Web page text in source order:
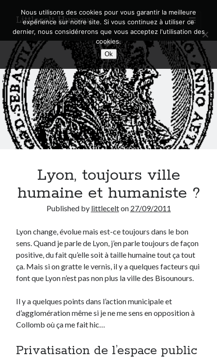
Littlecelt Humeur
open
primary
menu
Sidebar
Recherche sur le blog
Search
Derniers articles
Municipales 2026 : Lyon, Métropole et Caluire, mon choix pour l’avenir
Quel Lyonnais es-tu, Renaud Ducher ?
A quand une véritable place pour le vélo à Caluire dans la Métropole de
Lyon ?
Comment je vis ma vie sur un vélo
Derniers Commentaires
Entretien ménagerdansT’as vu quoi ? #52
JFdansC’était pas mieux avant… à Lyon
littleceltdans Comment j’ai opéré ma vélorution toute personnelle
Renaud DucherdansComment j’ai opéré ma vélorution toute
personnelle
Commentaires récents
Lyon, toujours ville
humaine et humaniste ?
Published by littlecelton 27/09/2011
Lyon change, évolue mais est-ce toujours dans le bon
sens. Quand je parle de Lyon, j’en parle toujours de façon
positive, du fait qu’elle soit à taille humaine tout ça tout
ça. Mais si on gratte le vernis, il y a quelques facteurs qui
font que Lyon n’est pas non plus la ville des Bisounours.
Il y a quelques points dans l’action municipale et
d’agglomération même si je ne me sens en opposition à
Collomb où ça me fait hic…
Privatisation de l’espace public
Nous utilisons des cookies pour vous garantir la meilleure
expérience sur notre site. Si vous continuez à utiliser ce
dernier, nous considérerons que vous acceptez l'utilisation des
cookies.
Ok